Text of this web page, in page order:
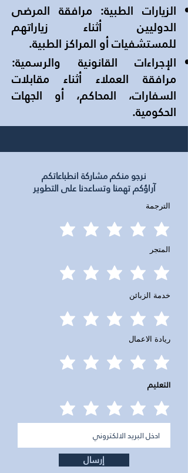
الزيارات الطبية: مرافقة المرضى
الدوليين أثناء زياراتهم
للمستشفيات أو المراكز الطبية.
الإجراءات القانونية والرسمية:
مرافقة العملاء أثناء مقابلات
السفارات، المحاكم، أو الجهات
الحكومية.
نرجو منكم مشاركة انطباعاتكم
آراؤكم تهمنا وتساعدنا على التطوير
الترجمة
المتجر
خدمة الزبائن
ريادة الاعمال
التعليم
إرسال